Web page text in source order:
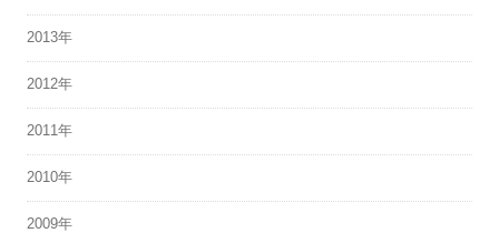
2013年
2012年
2011年
2010年
2009年